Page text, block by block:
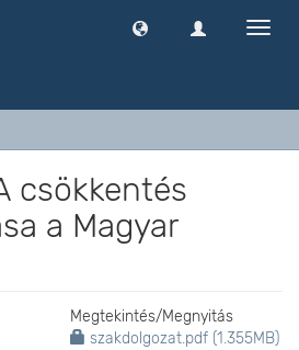
csökkentés
a Magyar
Megtekintés/Megnyitás
szakdolgozat.pdf (1.355MB)